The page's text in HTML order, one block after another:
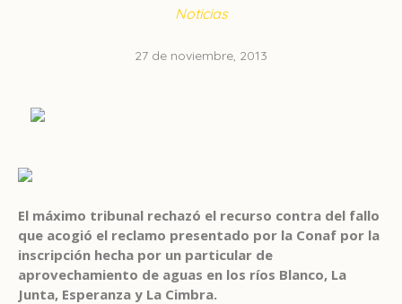
Noticias
27 de noviembre, 2013
El máximo tribunal rechazó el recurso contra del fallo
que acogió el reclamo presentado por la Conaf por la
inscripción hecha por un particular de
aprovechamiento de aguas en los ríos Blanco, La
Junta, Esperanza y La Cimbra.